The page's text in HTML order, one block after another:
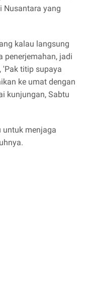
Nusantara yang
kalau langsung
penerjemahan, jadi
'Pak titip supaya
ke umat dengan
kunjungan, Sabtu
untuk menjaga